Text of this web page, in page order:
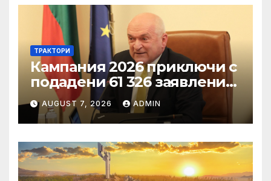
ТРАКТОРИ
Кампания 2026 приключи с
подадени 61 326 заявления
за подпомагане
AUGUST 7, 2026 ADMIN